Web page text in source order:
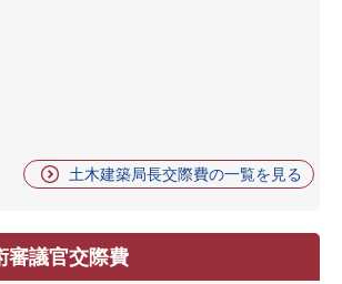
土木建築局長交際費の一覧を見る
審議官交際費